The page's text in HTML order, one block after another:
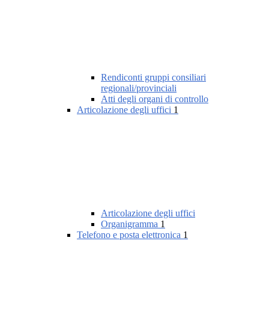
Rendiconti gruppi consiliari
regionali/provinciali
Atti degli organi di controllo
Articolazione degli uffici 1
Articolazione degli uffici
Organigramma 1
Telefono e posta elettronica 1